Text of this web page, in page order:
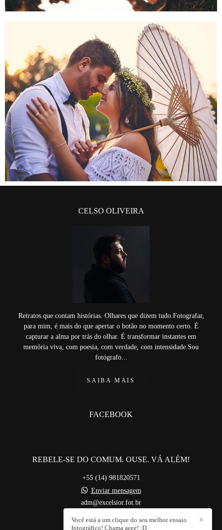
CELSO OLIVEIRA
Retratos que contam histórias. Olhares que dizem tudo.Fotografar,
para mim, é mais do que apertar o botão no momento certo. É
capturar a alma por trás do olhar. É transformar instantes em
memória viva, com poesia, com verdade, com intensidade.Sou
fotógrafo...
SAIBA MAIS
FACEBOOK
REBELE-SE DO COMUM. OUSE. VÁ ALÉM!
+55 (14) 981820571
Enviar mensagem
adm@excelsior.fot.br
✕
Você está a um clique do seu melhor ensaio
fotográfico! Chama aeee! :D